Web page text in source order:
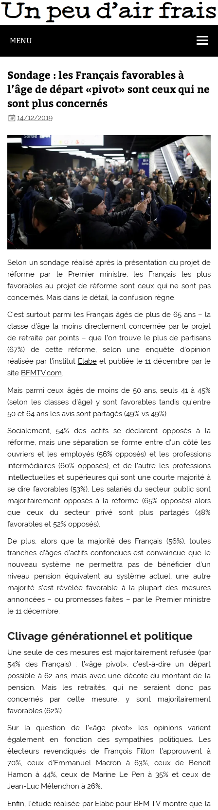
MENU
Sondage : les Français favorables à
l’âge de départ «pivot» sont ceux qui ne
sont plus concernés
14/12/2019
Selon un sondage réalisé après la présentation du projet de
réforme par le Premier ministre, les Français les plus
favorables au projet de réforme sont ceux qui ne sont pas
concernés. Mais dans le détail, la confusion règne.
C’est surtout parmi les Français âgés de plus de 65 ans – la
classe d’âge la moins directement concernée par le projet
de retraite par points – que l’on trouve le plus de partisans
(67%) de cette réforme, selon une enquête d’opinion
réalisée par l’institut Elabeet publiée le 11 décembre par le
site BFMTV.com.
Mais parmi ceux âgés de moins de 50 ans, seuls 41 à 45%
(selon les classes d’âge) y sont favorables tandis qu’entre
50 et 64 ans les avis sont partagés (49% vs 49%).
Socialement, 54% des actifs se déclarent opposés à la
réforme, mais une séparation se forme entre d’un côté les
ouvriers et les employés (56% opposés) et les professions
intermédiaires (60% opposés), et de l’autre les professions
intellectuelles et supérieures qui sont une courte majorité à
se dire favorables (53%). Les salariés du secteur public sont
majoritairement opposés à la réforme (65% opposés) alors
que ceux du secteur privé sont plus partagés (48%
favorables et 52% opposés).
De plus, alors que la majorité des Français (56%), toutes
tranches d’âges d’actifs confondues est convaincue que le
nouveau système ne permettra pas de bénéficier d’un
niveau pension équivalent au système actuel, une autre
majorité s’est révélée favorable à la plupart des mesures
annoncées – ou promesses faites – par le Premier ministre
le 11 décembre.
Clivage générationnel et politique
Une seule de ces mesures est majoritairement refusée (par
54% des Français) : l’«âge pivot», c’est-à-dire un départ
possible à 62 ans, mais avec une décote du montant de la
pension. Mais les retraités, qui ne seraient donc pas
concernés par cette mesure, y sont majoritairement
favorables (62%).
Sur la question de l’«âge pivot» les opinions varient
également en fonction des sympathies politiques. Les
électeurs revendiqués de François Fillon l’approuvent à
70%, ceux d’Emmanuel Macron à 63%, ceux de Benoît
Hamon à 44%, ceux de Marine Le Pen à 35% et ceux de
Jean-Luc Mélenchon à 26%.
Enfin, l’étude réalisée par Elabe pour BFM TV montre que la